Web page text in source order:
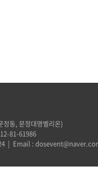
정동, 문정대명벨리온)
81-61986
| Email :